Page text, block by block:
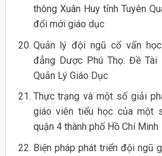
thông Xuân Huy tỉnh Tuyên
đổi mới giáo dục
Quản lý đội ngũ cố vấn
đẳng Dược Phú Thọ: Đề Tài
Quản Lý Giáo Dục
Thực trạng và một số giải
giáo viên tiểu học của một
quận 4 thành phố Hồ Chí Minh
Biện pháp phát triển đội ngũ